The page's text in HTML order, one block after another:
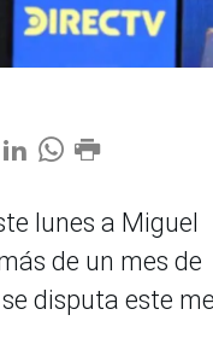
lunes a Miguel
de un mes de
disputa este